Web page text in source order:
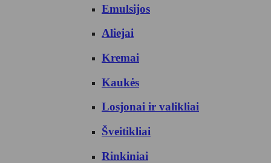
Emulsijos
Aliejai
Kremai
Kaukės
Losjonai ir valikliai
Šveitikliai
Rinkiniai